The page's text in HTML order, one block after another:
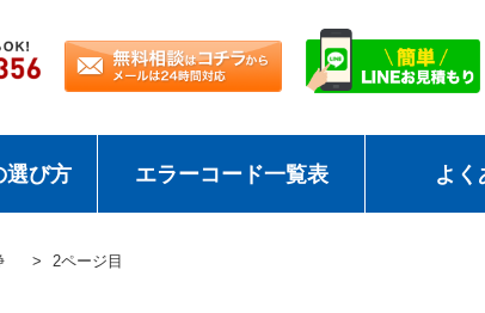
選び方 エラーコード一覧表 よく
2ページ目